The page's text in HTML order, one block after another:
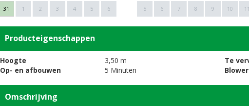
31 1 2 3 4 5 6 5 6 7 8 9 10 11
Producteigenschappen
Hoogte
3,50 m
Op- en afbouwen
5 Minuten
Te
Omschrijving